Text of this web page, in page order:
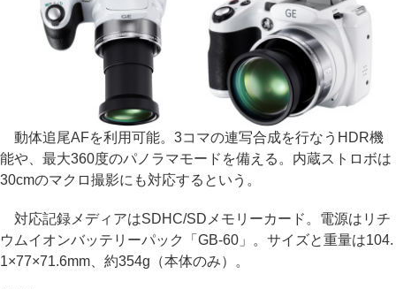
動体追尾AFを利用可能。3コマの連写合成を行なうHDR機
能や、最大360度のパノラマモードを備える。内蔵ストロボは
30cmのマクロ撮影にも対応するという。
対応記録メディアはSDHC/SDメモリーカード。電源はリチ
ウムイオンバッテリーパック「GB-60」。サイズと重量は104.
1×77×71.6mm、約354g（本体のみ）。